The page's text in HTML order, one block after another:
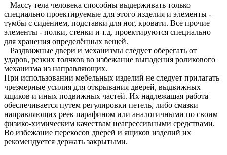
Массу тела человека способны выдерживать только
специально проектируемые для этого изделия и элементы -
тумбы с сидением, подставки для ног, кровати. Все прочие
элементы - полки, стенки и т.д. проектируются специально
для хранения определённых вещей.
Раздвижные двери и механизмы следует оберегать от
ударов, резких толчков во избежание выпадения роликового
механизма из направляющих.
При использовании мебельных изделий не следует прилагать
чрезмерные усилия для открывания дверей, выдвижных
ящиков и иных подвижных частей. Их надлежащая работа
обеспечивается путем регулировки петель, либо смазки
направляющих реек парафином или аналогичными по своим
физико-химическим качествам неагрессивными средствами.
Во избежание перекосов дверей и ящиков изделий их
рекомендуется держать закрытыми.